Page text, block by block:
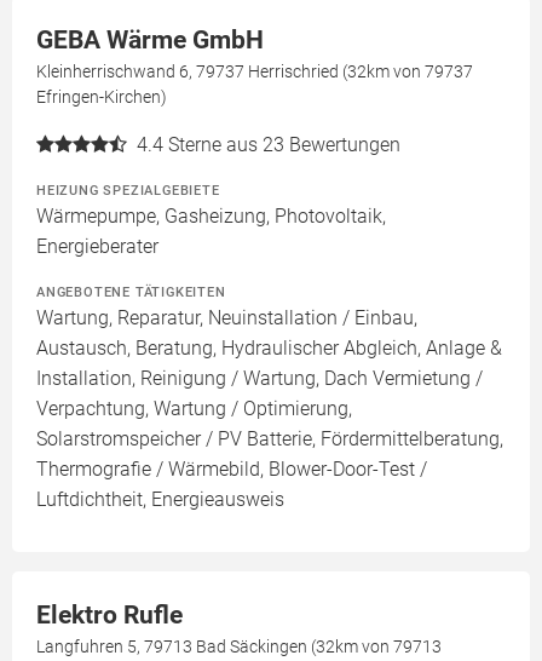
GEBA Wärme GmbH
Kleinherrischwand 6, 79737 Herrischried (32km von 79737
Efringen-Kirchen)
4.4 Sterne aus 23 Bewertungen
HEIZUNG SPEZIALGEBIETE
Wärmepumpe, Gasheizung, Photovoltaik,
Energieberater
ANGEBOTENE TÄTIGKEITEN
Wartung, Reparatur, Neuinstallation / Einbau,
Austausch, Beratung, Hydraulischer Abgleich, Anlage &
Installation, Reinigung / Wartung, Dach Vermietung /
Verpachtung, Wartung / Optimierung,
Solarstromspeicher / PV Batterie, Fördermittelberatung,
Thermografie / Wärmebild, Blower-Door-Test /
Luftdichtheit, Energieausweis
Elektro Rufle
Langfuhren 5, 79713 Bad Säckingen (32km von 79713